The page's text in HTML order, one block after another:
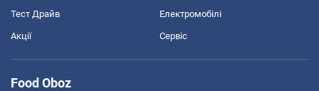
Тест Драйв Електромобілі
Акції Сервіс
Food Oboz